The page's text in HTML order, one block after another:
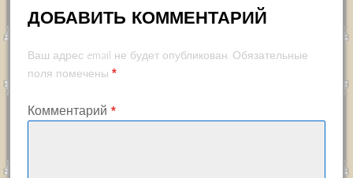
ДОБАВИТЬ КОММЕНТАРИЙ
Ваш адрес email не будет опубликован. Обязательные
поля помечены *
Комментарий *